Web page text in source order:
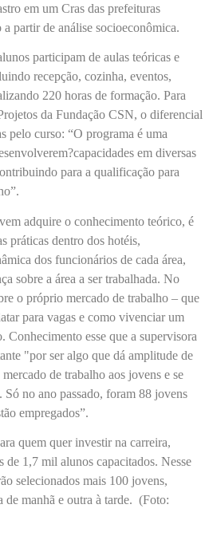
em um Cras das prefeituras
a partir de análise socioeconômica.
participam de aulas teóricas e
recepção, cozinha, eventos,
220 horas de formação. Para
da Fundação CSN, o diferencial
pelo curso: “O programa é uma
em diversas
para a qualificação para
adquire o conhecimento teórico, é
práticas dentro dos hotéis,
dos funcionários de cada área,
sobre a área a ser trabalhada. No
o próprio mercado de trabalho – que
para vagas e como vivenciar um
Conhecimento esse que a supervisora
"por ser algo que dá amplitude de
de trabalho aos jovens e se
Só no ano passado, foram 88 jovens
empregados”.
quem quer investir na carreira,
de 1,7 mil alunos capacitados. Nesse
selecionados mais 100 jovens,
de manhã e outra à tarde. (Foto: